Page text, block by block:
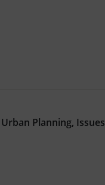
Planning, Issues